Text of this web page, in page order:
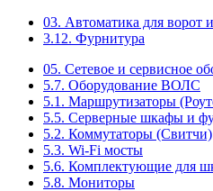
03. Автоматика для ворот
3.12. Фурнитура
05. Сетевое и сервисное
5.7. Оборудование ВОЛС
5.1. Маршрутизаторы
5.5. Серверные шкафы и
5.2. Коммутаторы (Свитчи)
5.3. Wi-Fi мосты
5.6. Комплектующие для
5.8. Мониторы